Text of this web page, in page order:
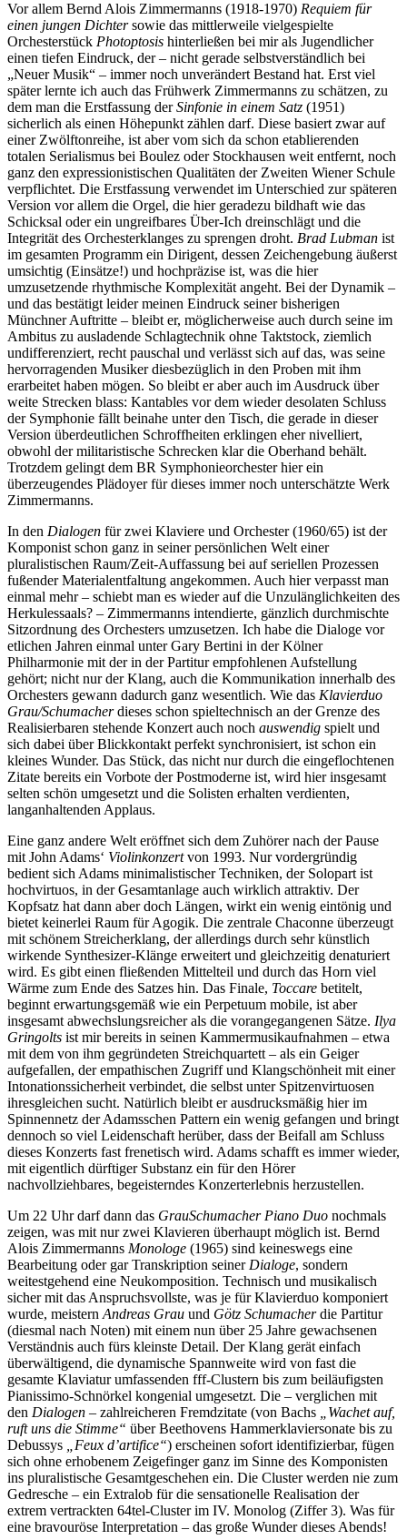
Vor allem Bernd Alois Zimmermanns (1918-1970) Requiem für
einen jungen Dichtersowie das mittlerweile vielgespielte
Orchesterstück Photoptosis hinterließen bei mir als Jugendlicher
einen tiefen Eindruck, der – nicht gerade selbstverständlich bei
„Neuer Musik“ – immer noch unverändert Bestand hat. Erst viel
später lernte ich auch das Frühwerk Zimmermanns zu schätzen, zu
dem man die Erstfassung derSinfonie in einem Satz (1951)
sicherlich als einen Höhepunkt zählen darf. Diese basiert zwar auf
einer Zwölftonreihe, ist aber vom sich da schon etablierenden
totalen Serialismus bei Boulez oder Stockhausen weit entfernt, noch
ganz den expressionistischen Qualitäten der Zweiten Wiener Schule
verpflichtet. Die Erstfassung verwendet im Unterschied zur späteren
Version vor allem die Orgel, die hier geradezu bildhaft wie das
Schicksal oder ein ungreifbares Über-Ich dreinschlägt und die
Integrität des Orchesterklanges zu sprengen droht. Brad Lubman ist
im gesamten Programm ein Dirigent, dessen Zeichengebung äußerst
umsichtig (Einsätze!) und hochpräzise ist, was die hier
umzusetzende rhythmische Komplexität angeht. Bei der Dynamik –
und das bestätigt leider meinen Eindruck seiner bisherigen
Münchner Auftritte – bleibt er, möglicherweise auch durch seine im
Ambitus zu ausladende Schlagtechnik ohne Taktstock, ziemlich
undifferenziert, recht pauschal und verlässt sich auf das, was seine
hervorragenden Musiker diesbezüglich in den Proben mit ihm
erarbeitet haben mögen. So bleibt er aber auch im Ausdruck über
weite Strecken blass: Kantables vor dem wieder desolaten Schluss
der Symphonie fällt beinahe unter den Tisch, die gerade in dieser
Version überdeutlichen Schroffheiten erklingen eher nivelliert,
obwohl der militaristische Schrecken klar die Oberhand behält.
Trotzdem gelingt dem BR Symphonieorchester hier ein
überzeugendes Plädoyer für dieses immer noch unterschätzte Werk
Zimmermanns.
In den Dialogen für zwei Klaviere und Orchester (1960/65) ist der
Komponist schon ganz in seiner persönlichen Welt einer
pluralistischen Raum/Zeit-Auffassung bei auf seriellen Prozessen
fußender Materialentfaltung angekommen. Auch hier verpasst man
einmal mehr – schiebt man es wieder auf die Unzulänglichkeiten des
Herkulessaals? – Zimmermanns intendierte, gänzlich durchmischte
Sitzordnung des Orchesters umzusetzen. Ich habe die Dialoge vor
etlichen Jahren einmal unter Gary Bertini in der Kölner
Philharmonie mit der in der Partitur empfohlenen Aufstellung
gehört; nicht nur der Klang, auch die Kommunikation innerhalb des
Orchesters gewann dadurch ganz wesentlich. Wie das Klavierduo
Grau/Schumacherdieses schon spieltechnisch an der Grenze des
Realisierbaren stehende Konzert auch noch auswendig spielt und
sich dabei über Blickkontakt perfekt synchronisiert, ist schon ein
kleines Wunder. Das Stück, das nicht nur durch die eingeflochtenen
Zitate bereits ein Vorbote der Postmoderne ist, wird hier insgesamt
selten schön umgesetzt und die Solisten erhalten verdienten,
langanhaltenden Applaus.
Eine ganz andere Welt eröffnet sich dem Zuhörer nach der Pause
mit John Adams‘ Violinkonzertvon 1993. Nur vordergründig
bedient sich Adams minimalistischer Techniken, der Solopart ist
hochvirtuos, in der Gesamtanlage auch wirklich attraktiv. Der
Kopfsatz hat dann aber doch Längen, wirkt ein wenig eintönig und
bietet keinerlei Raum für Agogik. Die zentrale Chaconne überzeugt
mit schönem Streicherklang, der allerdings durch sehr künstlich
wirkende Synthesizer-Klänge erweitert und gleichzeitig denaturiert
wird. Es gibt einen fließenden Mittelteil und durch das Horn viel
Wärme zum Ende des Satzes hin. Das Finale, Toccare betitelt,
beginnt erwartungsgemäß wie ein Perpetuum mobile, ist aber
insgesamt abwechslungsreicher als die vorangegangenen Sätze. Ilya
Gringolts ist mir bereits in seinen Kammermusikaufnahmen – etwa
mit dem von ihm gegründeten Streichquartett – als ein Geiger
aufgefallen, der empathischen Zugriff und Klangschönheit mit einer
Intonationssicherheit verbindet, die selbst unter Spitzenvirtuosen
ihresgleichen sucht. Natürlich bleibt er ausdrucksmäßig hier im
Spinnennetz der Adamsschen Pattern ein wenig gefangen und bringt
dennoch so viel Leidenschaft herüber, dass der Beifall am Schluss
dieses Konzerts fast frenetisch wird. Adams schafft es immer wieder,
mit eigentlich dürftiger Substanz ein für den Hörer
nachvollziehbares, begeisterndes Konzerterlebnis herzustellen.
Um 22 Uhr darf dann das GrauSchumacher Piano Duo nochmals
zeigen, was mit nur zwei Klavieren überhaupt möglich ist. Bernd
Alois Zimmermanns Monologe (1965) sind keineswegs eine
Bearbeitung oder gar Transkription seiner Dialoge, sondern
weitestgehend eine Neukomposition. Technisch und musikalisch
sicher mit das Anspruchsvollste, was je für Klavierduo komponiert
wurde, meistern Andreas Grau und Götz Schumacherdie Partitur
(diesmal nach Noten) mit einem nun über 25 Jahre gewachsenen
Verständnis auch fürs kleinste Detail. Der Klang gerät einfach
überwältigend, die dynamische Spannweite wird von fast die
gesamte Klaviatur umfassenden fff-Clustern bis zum beiläufigsten
Pianissimo-Schnörkel kongenial umgesetzt. Die – verglichen mit
den Dialogen – zahlreicheren Fremdzitate (von Bachs
„Wachet auf,
ruft uns die Stimme“ über Beethovens Hammerklaviersonate bis zu
Debussys
„Feux d’artifice“) erscheinen sofort identifizierbar, fügen
sich ohne erhobenem Zeigefinger ganz im Sinne des Komponisten
ins pluralistische Gesamtgeschehen ein. Die Cluster werden nie zum
Gedresche – ein Extralob für die sensationelle Realisation der
extrem vertrackten 64tel-Cluster im IV. Monolog (Ziffer 3). Was für
eine bravouröse Interpretation – das große Wunder dieses Abends!